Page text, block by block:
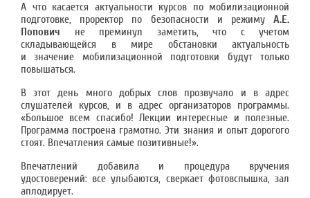
А что касается актуальности курсов по мобилизационной
подготовке, проректор по безопасности и режиму А.Е.
Попович не преминул заметить, что с учетом
складывающейся в мире обстановки актуальность
и значение мобилизационной подготовки будут только
повышаться.
В этот день много добрых слов прозвучало и в адрес
слушателей курсов, и в адрес организаторов программы.
«Большое всем спасибо! Лекции интересные и полезные.
Программа построена грамотно. Эти знания и опыт дорогого
стоят. Впечатления самые позитивные!».
Впечатлений добавила и процедура вручения
удостоверений: все улыбаются, сверкает фотовспышка, зал
аплодирует.